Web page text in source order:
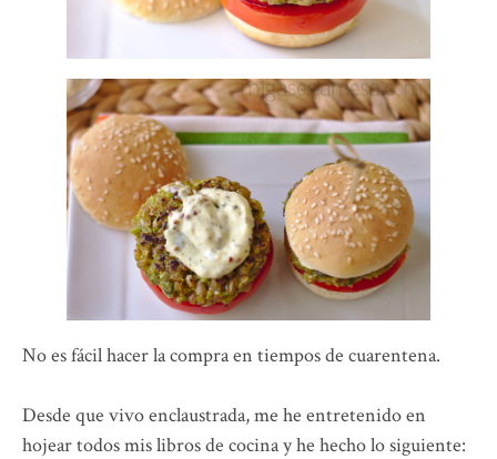
No es fácil hacer la compra en tiempos de cuarentena.
Desde que vivo enclaustrada, me he entretenido en
hojear todos mis libros de cocina y he hecho lo siguiente: